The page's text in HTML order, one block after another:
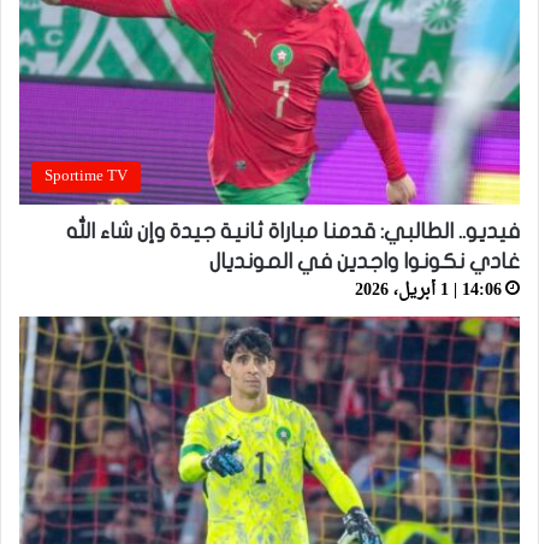
Sportime TV
فيديو.. الطالبي: قدمنا مباراة ثانية جيدة وإن شاء الله
غادي نكونوا واجدين في المونديال
14:06 | 1 أبريل، 2026